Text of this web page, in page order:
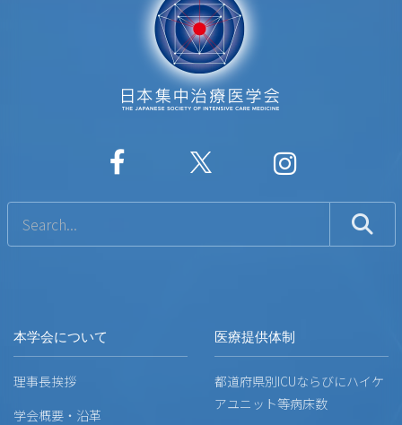
本学会について
理事長挨拶
学会概要・沿革
医療提供体制
都道府県別ICUならびにハイケ
アユニット等病床数